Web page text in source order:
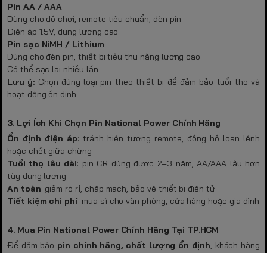
Pin AA / AAA
Dùng cho đồ chơi, remote tiêu chuẩn, đèn pin
Điện áp 1.5V, dung lượng cao
Pin sạc NiMH / Lithium
Dùng cho đèn pin, thiết bị tiêu thụ năng lượng cao
Có thể sạc lại nhiều lần
Lưu ý: Chọn đúng loại pin theo thiết bị để đảm bảo tuổi thọ và
hoạt động ổn định.
3. Lợi Ích Khi Chọn Pin National Power Chính Hãng
Ổn định điện áp: tránh hiện tượng remote, đồng hồ loạn lệnh
hoặc chết giữa chừng
Tuổi thọ lâu dài: pin CR dùng được 2–3 năm, AA/AAA lâu hơn
tùy dung lượng
An toàn: giảm rò rỉ, chập mạch, bảo vệ thiết bị điện tử
Tiết kiệm chi phí: mua sỉ cho văn phòng, cửa hàng hoặc gia đình
4. Mua Pin National Power Chính Hãng Tại TP.HCM
Để đảm bảo pin chính hãng, chất lượng ổn định, khách hàng